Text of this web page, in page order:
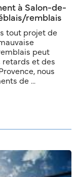
à Salon-de-
remblais
tout projet de
peut
et des
nous
de ...